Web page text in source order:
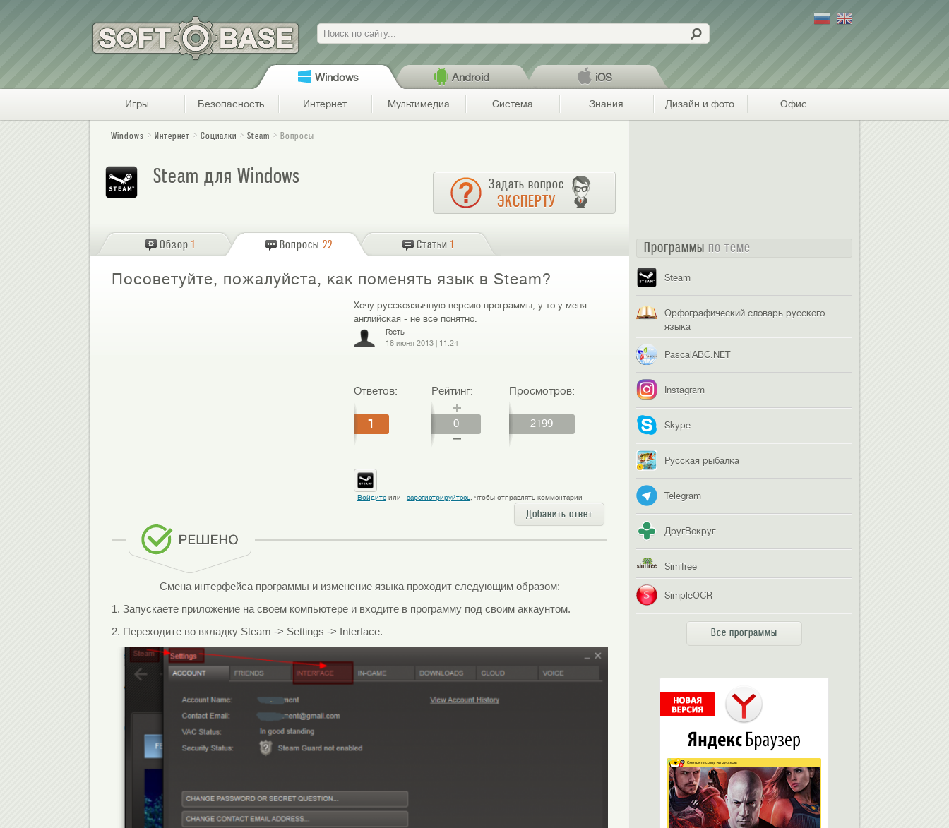
Поиск
Windows Android iOS
Игры Безопасность Интернет Мультимедиа Система Знания Дизайн и фото Офис
Windows Интернет Социалки Steam Вопросы
Steam для Windows Задать вопрос
ЭКСПЕРТУ
Обзор 1 Вопросы 22 Статьи 1
Посоветуйте, пожалуйста, как поменять язык в Steam?
Хочу русскоязычную версию программы, у то у меня
английская - не все понятно.
Гость
18 июня 2013| 11:24
Ответов:
1
Рейтинг:
0
Просмотров:
2199
Войдитеили зарегистрируйтесь, чтобы отправлять комментарии
Добавить ответ
Смена интерфейса программы и изменение языка проходит следующим образом:
1. Запускаете приложение на своем компьютере и входите в программу под своим аккаунтом.
2. Переходите во вкладку Steam -> Settings -> Interface.
Программы по теме
Steam
Орфографический словарь русского
языка
PascalABC.NET
Instagram
Skype
Русская рыбалка
Telegram
ДругВокруг
SimTree
SimpleOCR
Все программы